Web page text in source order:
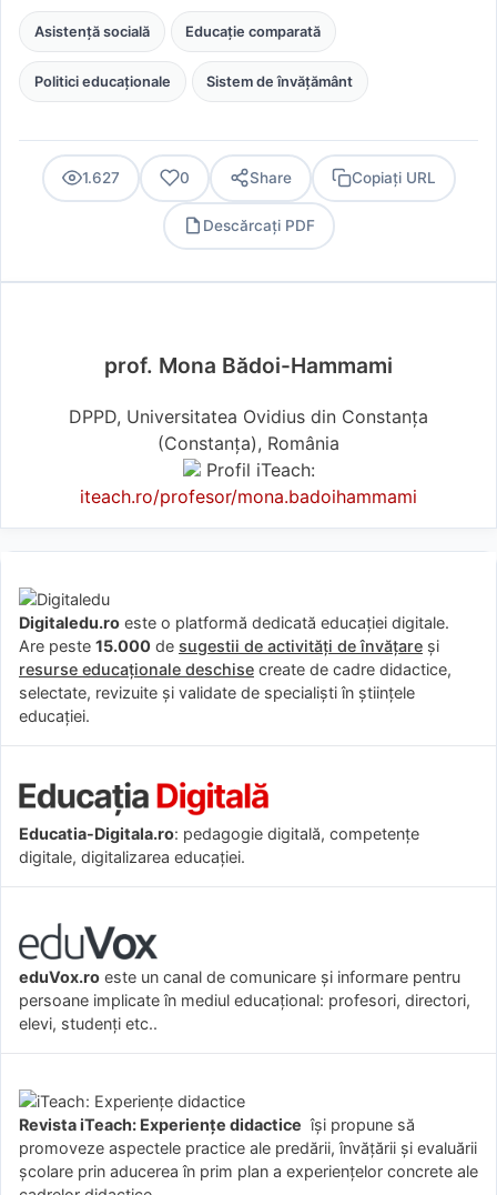
Asistență socială Educație comparată
Politici educaționale Sistem de învățământ
1.627 0 Share Copiați URL
Descărcați PDF
prof. Mona Bădoi-Hammami
DPPD, Universitatea Ovidius din Constanța
(Constanţa), România
Profil iTeach:
iteach.ro/profesor/mona.badoihammami
Digitaledu.ro este o platformă dedicată educației digitale.
Are peste 15.000 de sugestii de activități de învățare și
resurse educaționale deschise create de cadre didactice,
selectate, revizuite și validate de specialiști în științele
educației.
Educatia-Digitala.ro: pedagogie digitală, competențe
digitale, digitalizarea educației.
eduVox.ro este un canal de comunicare și informare pentru
persoane implicate în mediul educațional: profesori, directori,
elevi, studenți etc..
Revista iTeach: Experienţe didactice îşi propune să
promoveze aspectele practice ale predării, învăţării şi evaluării
şcolare prin aducerea în prim plan a experienţelor concrete ale